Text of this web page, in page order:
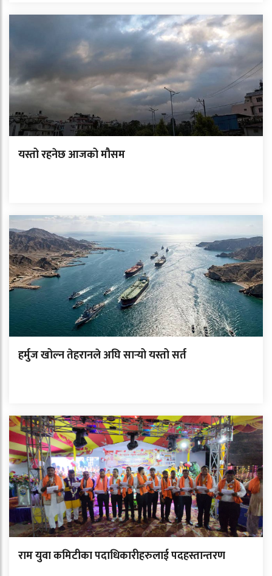
यस्तो रहनेछ आजको मौसम
हर्मुज खोल्न तेहरानले अघि सार्‍यो यस्तो सर्त
राम युवा कमिटीका पदाधिकारीहरुलाई पदहस्तान्तरण